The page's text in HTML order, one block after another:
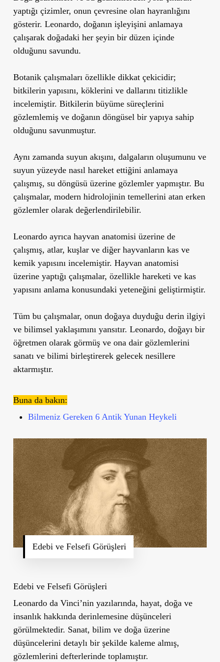
yaptığı çizimler, onun çevresine olan hayranlığını
gösterir. Leonardo, doğanın işleyişini anlamaya
çalışarak doğadaki her şeyin bir düzen içinde
olduğunu savundu.
Botanik çalışmaları özellikle dikkat çekicidir;
bitkilerin yapısını, köklerini ve dallarını titizlikle
incelemiştir. Bitkilerin büyüme süreçlerini
gözlemlemiş ve doğanın döngüsel bir yapıya sahip
olduğunu savunmuştur.
Aynı zamanda suyun akışını, dalgaların oluşumunu ve
suyun yüzeyde nasıl hareket ettiğini anlamaya
çalışmış, su döngüsü üzerine gözlemler yapmıştır. Bu
çalışmalar, modern hidrolojinin temellerini atan erken
gözlemler olarak değerlendirilebilir.
Leonardo ayrıca hayvan anatomisi üzerine de
çalışmış, atlar, kuşlar ve diğer hayvanların kas ve
kemik yapısını incelemiştir. Hayvan anatomisi
üzerine yaptığı çalışmalar, özellikle hareketi ve kas
yapısını anlama konusundaki yeteneğini geliştirmiştir.
Tüm bu çalışmalar, onun doğaya duyduğu derin ilgiyi
ve bilimsel yaklaşımını yansıtır. Leonardo, doğayı bir
öğretmen olarak görmüş ve ona dair gözlemlerini
sanatı ve bilimi birleştirerek gelecek nesillere
aktarmıştır.
Buna da bakın:
Bilmeniz Gereken 6 Antik Yunan Heykeli
Edebi ve Felsefi Görüşleri
Edebi ve Felsefi Görüşleri
Leonardo da Vinci’nin yazılarında, hayat, doğa ve
insanlık hakkında derinlemesine düşünceleri
görülmektedir. Sanat, bilim ve doğa üzerine
düşüncelerini detaylı bir şekilde kaleme almış,
gözlemlerini defterlerinde toplamıştır.